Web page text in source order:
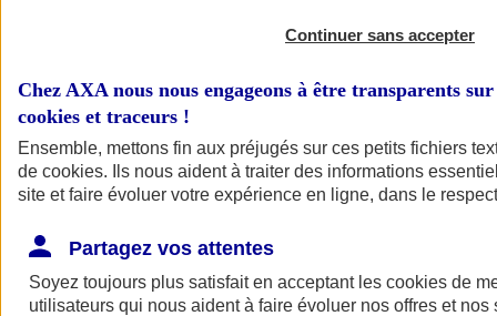
Continuer sans accepter
Chez AXA nous nous engageons à être transparents
cookies et traceurs !
Ensemble, mettons fin aux préjugés sur ces petits fichiers
de cookies. Ils nous aident à traiter des informations
site et faire évoluer votre expérience en ligne, dans le
Partagez vos attentes
Soyez toujours plus satisfait en acceptant les cookies de
utilisateurs qui nous aident à faire évoluer nos offres et nos